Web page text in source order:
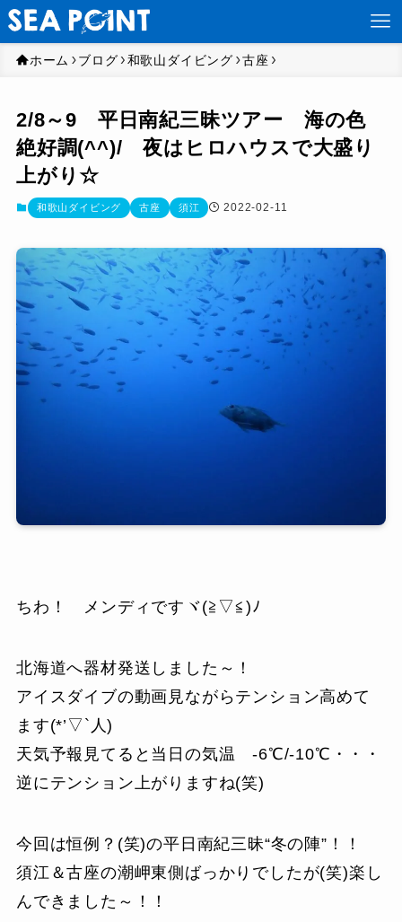
ホーム ブログ 和歌山ダイビング 古座
2/8～9 平日南紀三昧ツアー 海の色
絶好調(^^)/ 夜はヒロハウスで大盛り
上がり☆
和歌山ダイビング 古座 須江 2022-02-11
ちわ！ メンディですヾ(≧▽≦)ﾉ
北海道へ器材発送しました～！
アイスダイブの動画見ながらテンション高めて
ます(*’▽`人)
天気予報見てると当日の気温 -6℃/-10℃・・・
逆にテンション上がりますね(笑)
今回は恒例？(笑)の平日南紀三昧“冬の陣”！！
須江＆古座の潮岬東側ばっかりでしたが(笑)楽し
んできました～！！